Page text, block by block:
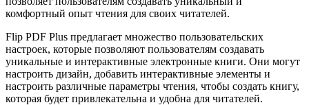
комфортный опыт чтения для своих читателей.
Flip PDF Plus предлагает множество пользовательских
настроек, которые позволяют пользователям создавать
уникальные и интерактивные электронные книги. Они могут
настроить дизайн, добавить интерактивные элементы и
настроить различные параметры чтения, чтобы создать книгу,
которая будет привлекательна и удобна для читателей.